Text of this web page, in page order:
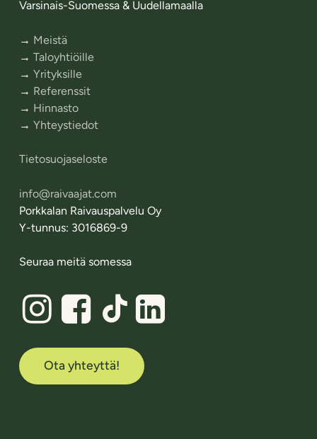
Varsinais-Suomessa & Uudellamaalla
→ Meistä
→Taloyhtiöille
→Yrityksille
→ Referenssit
→ Hinnasto
→Yhteystiedot
Tietosuojaseloste
info@raivaajat.com
Porkkalan Raivauspalvelu Oy
Y-tunnus: 3016869-9
Seuraa meitä somessa
Linkki
Raivaajien
Linkki
Raivaajien
sivuille
Linkki
Raivaajien
sivuille
Ota yhteyttä!